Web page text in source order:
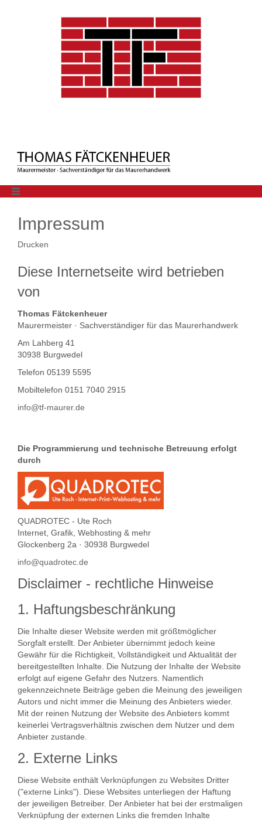
Impressum
Drucken
Diese Internetseite wird betrieben
von
Thomas Fätckenheuer
Maurermeister · Sachverständiger für das Maurerhandwerk
Am Lahberg 41
30938 Burgwedel
Telefon 05139 5595
Mobiltelefon 0151 7040 2915
info@tf-maurer.de
Die Programmierung und technische Betreuung erfolgt
durch
QUADROTEC - Ute Roch
Internet, Grafik, Webhosting & mehr
Glockenberg 2a · 30938 Burgwedel
info@quadrotec.de
Disclaimer - rechtliche Hinweise
1. Haftungsbeschränkung
Die Inhalte dieser Website werden mit größtmöglicher
Sorgfalt erstellt. Der Anbieter übernimmt jedoch keine
Gewähr für die Richtigkeit, Vollständigkeit und Aktualität der
bereitgestellten Inhalte. Die Nutzung der Inhalte der Website
erfolgt auf eigene Gefahr des Nutzers. Namentlich
gekennzeichnete Beiträge geben die Meinung des jeweiligen
Autors und nicht immer die Meinung des Anbieters wieder.
Mit der reinen Nutzung der Website des Anbieters kommt
keinerlei Vertragsverhältnis zwischen dem Nutzer und dem
Anbieter zustande.
2. Externe Links
Diese Website enthält Verknüpfungen zu Websites Dritter
("externe Links"). Diese Websites unterliegen der Haftung
der jeweiligen Betreiber. Der Anbieter hat bei der erstmaligen
Verknüpfung der externen Links die fremden Inhalte